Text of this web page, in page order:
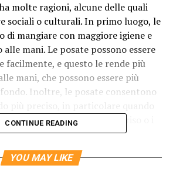
molte ragioni, alcune delle quali
sociali o culturali. In primo luogo, le
di mangiare con maggiore igiene e
mani. Le posate possono essere
facilmente, e questo le rende più
mani, che possono essere più
Inoltre, le posate consentono
difficili da afferrare, come il riso o i
delle posate è spesso legato al
CONTINUE READING
YOU MAY LIKE